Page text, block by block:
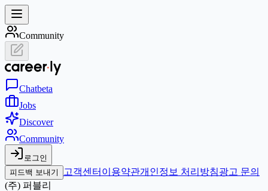
Community
Chatbeta
Jobs
Discover
Community
로그인
피드백 보내기
고객센터 이용약관개인정보 처리방침광고 문의
(주) 퍼블리